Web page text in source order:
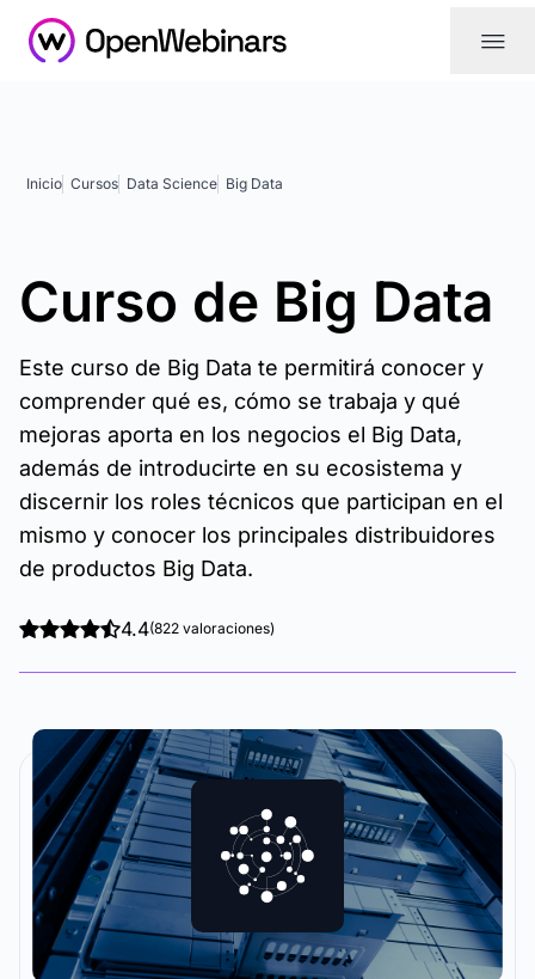
|||
Inicio Cursos Data Science Big Data
Curso de Big Data
Este curso de Big Data te permitirá conocer y
comprender qué es, cómo se trabaja y qué
mejoras aporta en los negocios el Big Data,
además de introducirte en su ecosistema y
discernir los roles técnicos que participan en el
mismo y conocer los principales distribuidores
de productos Big Data.
4.4(822 valoraciones)
La metodología y plataforma de formación que